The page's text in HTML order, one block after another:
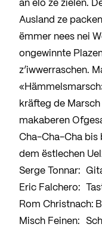
an elo ze zielen.
Ausland ze
ëmmer nees nei
ongewinnte
z’iwwerraschen.
kräfteg de
makaberen
Cha-Cha-Cha bis
dem ëstlechen
Serge Tonnar:
Eric Falchero:
Rom Christnach:
Misch Feinen: